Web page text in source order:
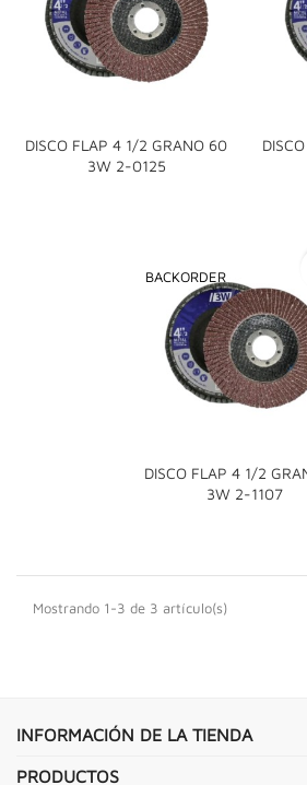
DISCO FLAP 4 1/2 GRANO 60
3W 2-0125
DISCO FLAP 4 1/2
3W 2-1107
BACKORDER
Mostrando 1-3 de 3 artículo(s)
INFORMACIÓN DE LA TIENDA
PRODUCTOS